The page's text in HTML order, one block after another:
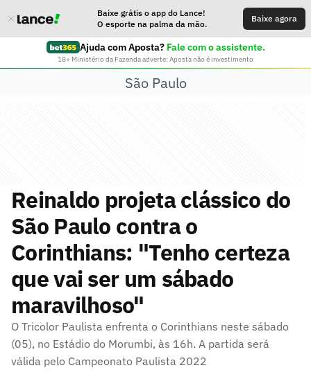
Baixe grátis o app do Lance!
O esporte na palma da mão.
Baixe agora
Ajuda com Aposta? Fale com o assistente.
18+ Ministério da Fazenda adverte: Aposta não é investimento
São Paulo
Reinaldo projeta clássico do
São Paulo contra o
Corinthians: "Tenho certeza
que vai ser um sábado
maravilhoso"
O Tricolor Paulista enfrenta o Corinthians neste sábado
(05), no Estádio do Morumbi, às 16h. A partida será
válida pelo Campeonato Paulista 2022